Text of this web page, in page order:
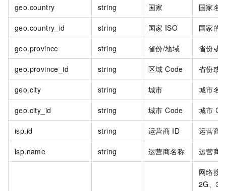
geo.country string 国家 国家名
geo.country_id string 国家 ISO 国家的
geo.province string 省份/地域 省份或
geo.province_id string 区域 Code 省份或
geo.city string 城市 城市名
geo.city_id string 城市 Code 城市
isp.id string 运营商 ID 运营商
isp.name string 运营商名称 运营商
网络接
2G、